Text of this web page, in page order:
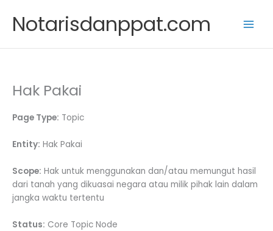
content
Notarisdanppat.com
Hak Pakai
Page Type: Topic
Entity: Hak Pakai
Scope: Hak untuk menggunakan dan/atau memungut hasil
dari tanah yang dikuasai negara atau milik pihak lain dalam
jangka waktu tertentu
Status: Core Topic Node